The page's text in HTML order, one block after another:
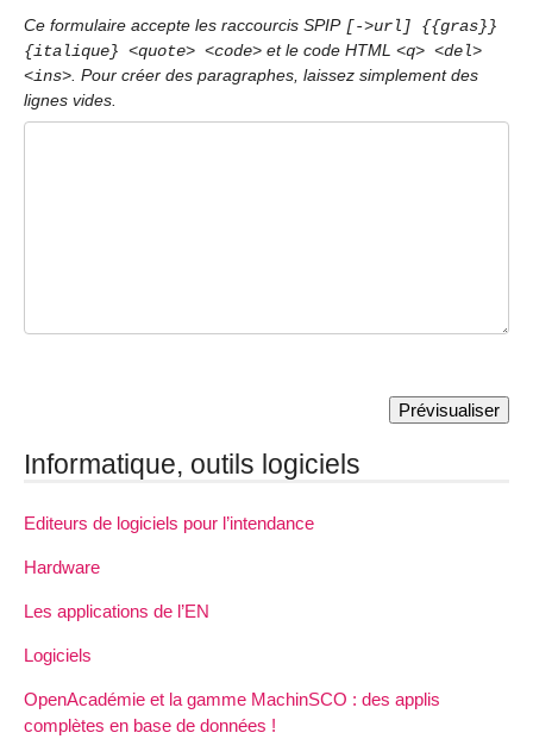
Ce formulaire accepte les raccourcis SPIP [->url] {{gras}}
{italique} <quote> <code> et le code HTML <q> <del>
<ins> . Pour créer des paragraphes, laissez simplement des
lignes vides.
Informatique, outils logiciels
Editeurs de logiciels pour l’intendance
Hardware
Les applications de l’EN
Logiciels
OpenAcadémie et la gamme MachinSCO : des applis
complètes en base de données !